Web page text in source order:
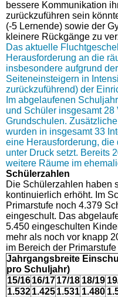
bessere Kommunikation
zurückzuführen sein
(-5 Lernende) sowie der
kleinere Rückgänge zu
Das aktuelle
Herausforderung an die
insbesondere aufgrund
Seiteneinsteigern in
zurückzuführend) der
Im abgelaufenen
und Schüler insgesamt
Grundschulen.
wurden in insgesamt 33
eine Herausforderung,
unter Druck setzt. Bereits
weitere Räume im
Schülerzahlen
Die Schülerzahlen haben
kontinuierlich erhöht. Im
Primarstufe noch 4.379
eingeschult. Das
5.450 eingeschulten
mehr als noch vor knapp
im Bereich der Primarstufe
Jahrgangsbreite
pro Schuljahr)
15/1616/1717/18 18/19
1.5321.4251.531 1.480